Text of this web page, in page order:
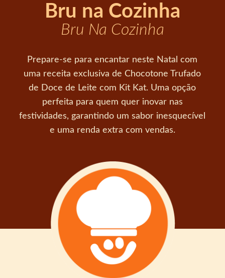
Bru na Cozinha
Bru Na Cozinha
Prepare-se para encantar neste Natal com
uma receita exclusiva de Chocotone Trufado
de Doce de Leite com Kit Kat. Uma opção
perfeita para quem quer inovar nas
festividades, garantindo um sabor inesquecível
e uma renda extra com vendas.